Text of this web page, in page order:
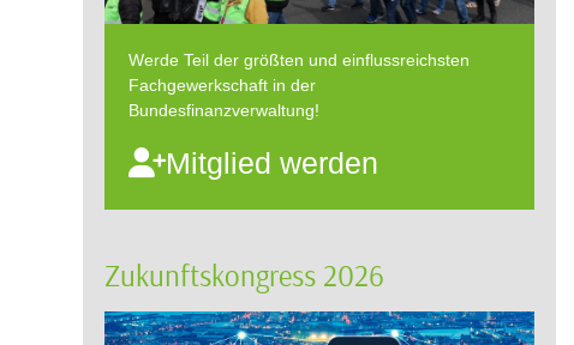
Werde Teil der größten und einflussreichsten
Fachgewerkschaft in der
Bundesfinanzverwaltung!
Mitglied werden
Zukunftskongress 2026